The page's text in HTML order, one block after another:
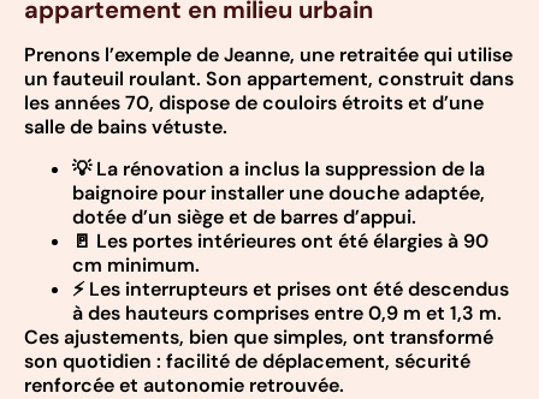
appartement en milieu urbain
Prenons l’exemple de Jeanne, une retraitée qui utilise
un fauteuil roulant. Son appartement, construit dans
les années 70, dispose de couloirs étroits et d’une
salle de bains vétuste.
💡 La rénovation a inclus la suppression de la
baignoire pour installer une douche adaptée,
dotée d’un siège et de barres d’appui.
🚪 Les portes intérieures ont été élargies à 90
cm minimum.
⚡ Les interrupteurs et prises ont été descendus
à des hauteurs comprises entre 0,9 m et 1,3 m.
Ces ajustements, bien que simples, ont transformé
son quotidien : facilité de déplacement, sécurité
renforcée et autonomie retrouvée.